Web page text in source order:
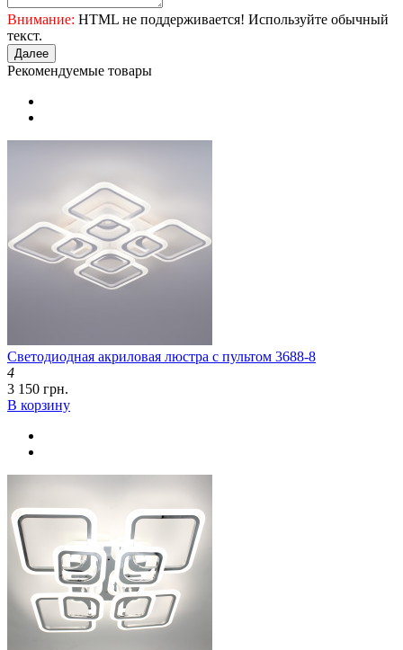
Внимание: HTML не поддерживается! Используйте обычный
текст.
Далее
Рекомендуемые товары
Светодиодная акриловая люстра с пультом 3688-8
4
3 150 грн.
В корзину